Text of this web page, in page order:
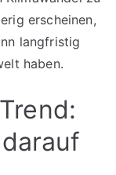
erscheinen,
langfristig
haben.